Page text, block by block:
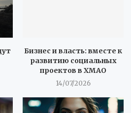
Бизнес и власть: вместе к
развитию социальных
проектов в ХМАО
14/07/2026